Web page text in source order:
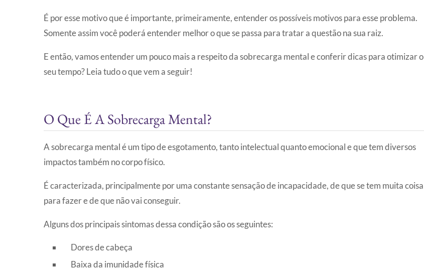
É por esse motivo que é importante, primeiramente, entender os possíveis motivos para esse problema.
Somente assim você poderá entender melhor o que se passa para tratar a questão na sua raiz.
E então, vamos entender um pouco mais a respeito da sobrecarga mental e conferir dicas para otimizar o
seu tempo? Leia tudo o que vem a seguir!
O Que É A Sobrecarga Mental?
A sobrecarga mental é um tipo de esgotamento, tanto intelectual quanto emocional e que tem diversos
impactos também no corpo físico.
É caracterizada, principalmente por uma constante sensação de incapacidade, de que se tem muita coisa
para fazer e de que não vai conseguir.
Alguns dos principais sintomas dessa condição são os seguintes:
Dores de cabeça
Baixa da imunidade física